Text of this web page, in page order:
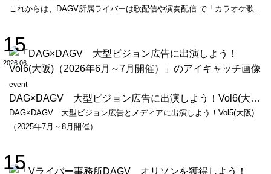
これからは、DAGV所属ライバーは歌配信や演奏配信 で「カラオケ歌っ
15
2026.06
event
DAG×DAGV 大型ビジョン広告に出演しよう！Vol6(大阪)（2026年6月～7月開催）
DAG×DAGV 大型ビジョン広告とメディアに出演しよう！Vol5(大阪)
（2025年7月～8月開催）
15